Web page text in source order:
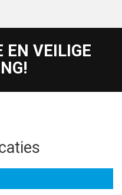
EN VEILIGE